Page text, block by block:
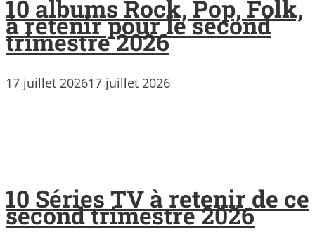
10 albums Rock, Pop, Folk,
à retenir pour le second
trimestre 2026
17 juillet 202617 juillet 2026
10 Séries TV à retenir de ce
second trimestre 2026